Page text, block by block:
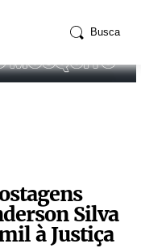
Busca
Silva
à Justiça